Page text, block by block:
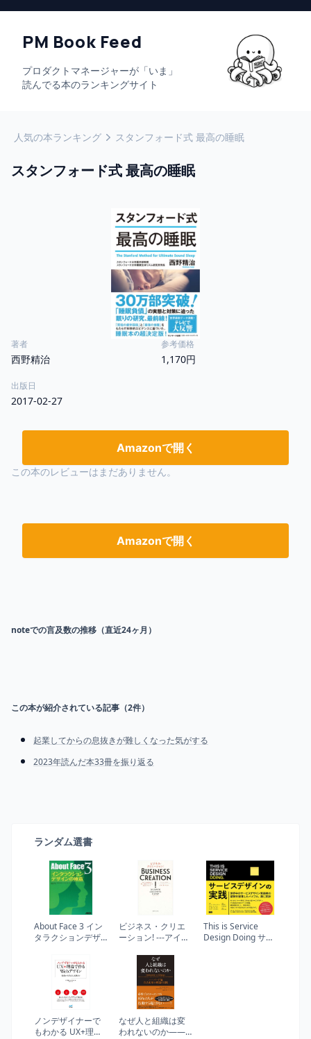
PM Book Feed
プロダクトマネージャーが「いま」
読んでる本のランキングサイト
人気の本ランキング スタンフォード式 最高の睡眠
スタンフォード式 最高の睡眠
著者
西野精治
参考価格
1,170円
出版日
2017-02-27
Amazonで開く
この本のレビューはまだありません。
Amazonで開く
noteでの言及数の推移（直近24ヶ月）
この本が紹介されている記事（2件）
起業してからの息抜きが難しくなった気がする
2023年読んだ本33冊を振り返る
ランダム選書
About Face 3 イン
タラクションデザ
ビジネス・クリエ
ーション! ---アイデ
い製品・サービス
を創る24ステップ
This is Service
Design Doing サー
ノンデザイナーで
もわかる UX+理論
なぜ人と組織は変
われないのか――